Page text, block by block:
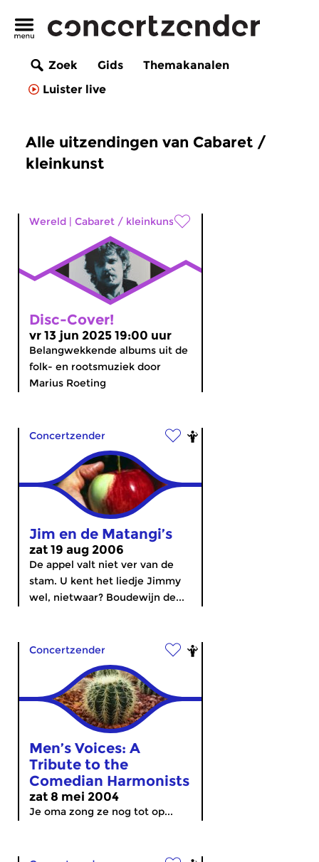
Zoek Gids
Themakanalen
Luister live
Alle uitzendingen van Cabaret /
kleinkunst
Wereld | Cabaret / kleinkunst
Disc-Cover!
vr 13 jun 2025 19:00 uur
Belangwekkende albums uit de
folk- en rootsmuziek door
Marius Roeting
Concertzender
Jim en de Matangi’s
zat 19 aug 2006
De appel valt niet ver van de
stam. U kent het liedje Jimmy
wel, nietwaar? Boudewijn de...
Concertzender
Men’s Voices: A
Tribute to the
Comedian Harmonists
zat 8 mei 2004
Je oma zong ze nog tot op...